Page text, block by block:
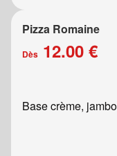
Pizza Romaine
Dès 12.00 €
Base crème,